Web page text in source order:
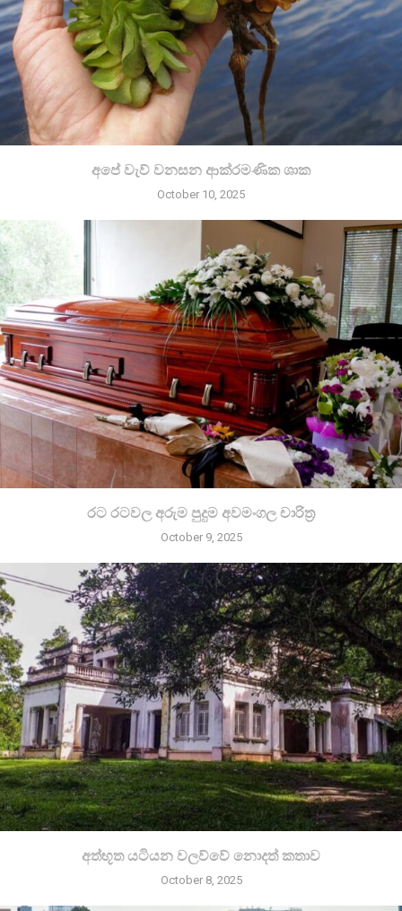
අපේ වැව් වනසන ආක්රමණික ශාක
October 10, 2025
රට රටවල අරුම පුදුම අවමංගල චාරිත්‍ර
October 9, 2025
අත්භූත යටියන වලව්වේ නොදත් කතාව
October 8, 2025